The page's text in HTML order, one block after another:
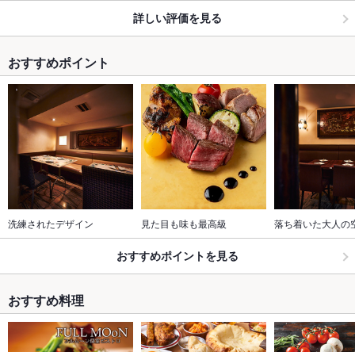
詳しい評価を見る
おすすめポイント
洗練されたデザイン 見た目も味も最高級 落ち着いた大人の
おすすめポイントを見る
おすすめ料理